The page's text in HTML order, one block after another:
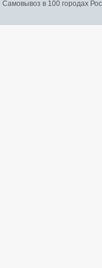
Самовывоз в 100 городах